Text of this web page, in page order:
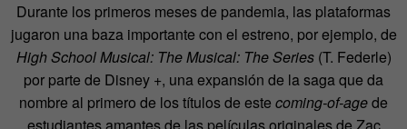
Durante los primeros meses de pandemia, las plataformas
jugaron una baza importante con el estreno, por ejemplo, de
High School Musical: The Musical: The Series(T. Federle)
por parte de Disney +, una expansión de la saga que da
nombre al primero de los títulos de este coming-of-agede